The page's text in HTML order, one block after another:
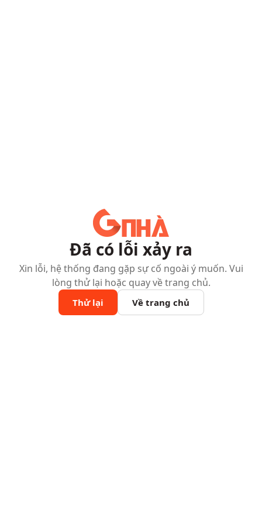
Đã có lỗi xảy ra
Xin lỗi, hệ thống đang gặp sự cố ngoài ý muốn. Vui
lòng thử lại hoặc quay về trang chủ.
Thử lại Về trang chủ